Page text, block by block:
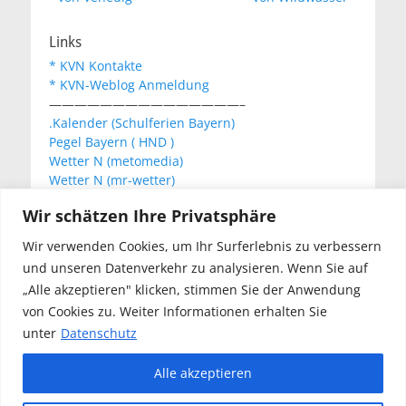
Wir schätzen Ihre Privatsphäre
Wir verwenden Cookies, um Ihr Surferlebnis zu verbessern
und unseren Datenverkehr zu analysieren. Wenn Sie auf
„Alle akzeptieren" klicken, stimmen Sie der Anwendung
von Cookies zu. Weiter Informationen erhalten Sie
unter Datenschutz
Alle akzeptieren
Links
* KVN Kontakte
* KVN-Weblog Anmeldung
———————————————–
.Kalender (Schulferien Bayern)
Pegel Bayern ( HND )
Wetter N (metomedia)
Wetter N (mr-wetter)
KVN Newsletter
Your email: